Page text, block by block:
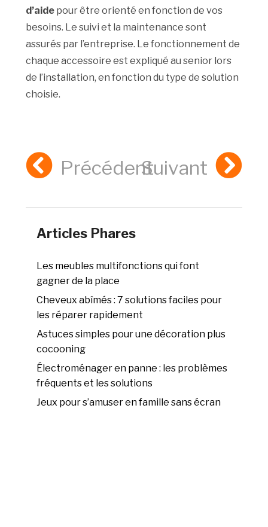
d’aide pour être orienté en fonction de vos
besoins. Le suivi et la maintenance sont
assurés par l’entreprise. Le fonctionnement de
chaque accessoire est expliqué au senior lors
de l’installation, en fonction du type de solution
choisie.
PrécédentSuivant
Articles Phares
Les meubles multifonctions qui font
gagner de la place
Cheveux abîmés : 7 solutions faciles pour
les réparer rapidement
Astuces simples pour une décoration plus
cocooning
Électroménager en panne : les problèmes
fréquents et les solutions
Jeux pour s’amuser en famille sans écran